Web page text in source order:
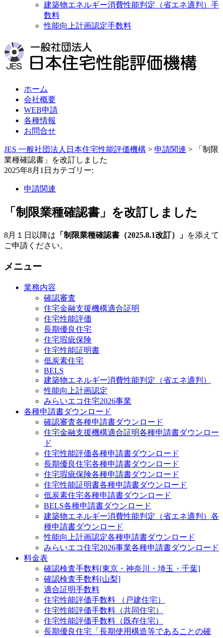
建築物エネルギー消費性能判定（省エネ適判）手
数料
性能向上計画認定手数料
ホーム
会社概要
WEB申請
各種情報
お問合せ
JES 一般社団法人日本住宅性能評価機構 > 申請関連 >
「制限
業種確認書」を改訂しました
2025年8月1日 カテゴリー:
申請関連
「制限業種確認書」を改訂しました
8月１日以降は 「制限業種確認書（2025.8.1改訂）」 を添えて
ご申請ください。
メニュー
業務内容
確認審査
住宅金融支援機構適合証明
住宅性能評価
長期優良住宅
住宅瑕疵保険
住宅性能証明書
低炭素住宅
BELS
建築物エネルギー消費性能判定（省エネ適判）
性能向上計画認定
みらいエコ住宅2026事業
各種申請書ダウンロード
確認審査各種申請書ダウンロード
住宅金融支援機構適合証明各種申請書ダウンロー
ド
住宅性能評価各種申請書ダウンロード
長期優良住宅各種申請書ダウンロード
住宅瑕疵保険各種申請書ダウンロード
住宅性能証明書各種申請書ダウンロード
低炭素住宅各種申請書ダウンロード
BELS各種申請書ダウンロード
建築物エネルギー消費性能判定（省エネ適判） 各
種申請書ダウンロード
性能向上計画認定各種申請書ダウンロード
みらいエコ住宅2026事業各種申請書ダウンロード
料金表
確認検査手数料[東京・神奈川・埼玉・千葉]
確認検査手数料[山梨]
適合証明手数料
住宅性能評価手数料 （戸建住宅）
住宅性能評価手数料（共同住宅）
住宅性能評価手数料（既存住宅）
長期優良住宅「長期使用構造等であることの確